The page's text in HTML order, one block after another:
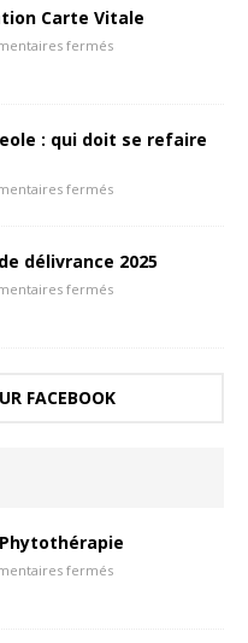
Carte Vitale
fermés
: qui doit se refaire
fermés
délivrance 2025
fermés
FACEBOOK
fermés